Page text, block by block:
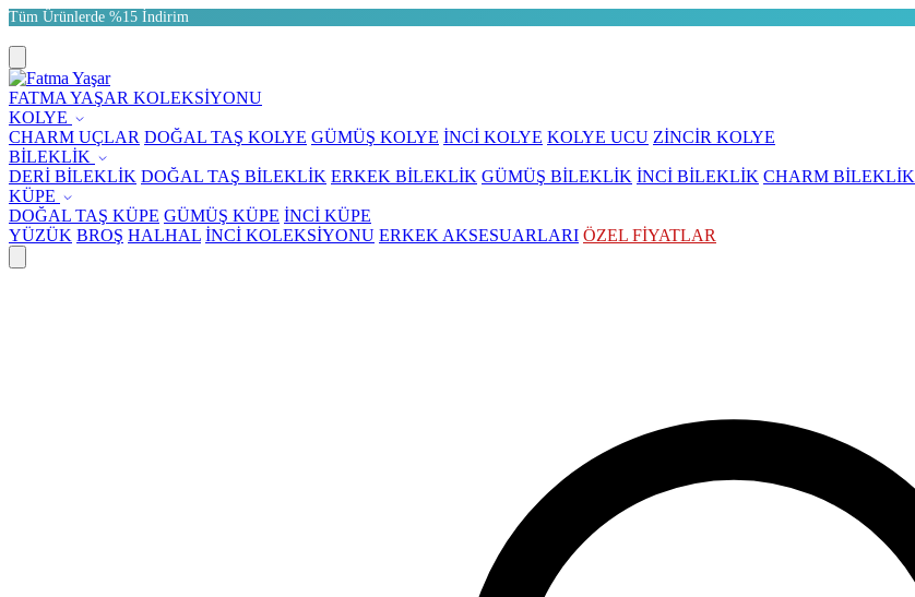
Tüm Ürünlerde %15 İndirim
FATMA YAŞAR KOLEKSİYONU
KOLYE
CHARM UÇLAR DOĞAL TAŞ KOLYE GÜMÜŞ KOLYE İNCİ KOLYE KOLYE UCU ZİNCİR KOLYE
BİLEKLİK
DERİ BİLEKLİK DOĞAL TAŞ BİLEKLİK ERKEK BİLEKLİK GÜMÜŞ BİLEKLİK İNCİ BİLEKLİK CHARM BİLEKLİK
KÜPE
DOĞAL TAŞ KÜPE GÜMÜŞ KÜPE İNCİ KÜPE
YÜZÜK BROŞ HALHAL İNCİ KOLEKSİYONU ERKEK AKSESUARLARI ÖZEL FİYATLAR